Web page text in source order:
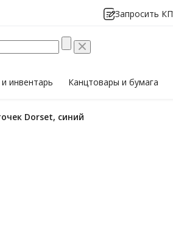
Запросить КП
и инвентарь Канцтовары и бумага
Dorset, синий